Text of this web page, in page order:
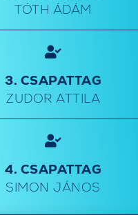
TÓTH ÁDÁM
3. CSAPATTAG
ZUDOR ATTILA
4. CSAPATTAG
SIMON JÁNOS